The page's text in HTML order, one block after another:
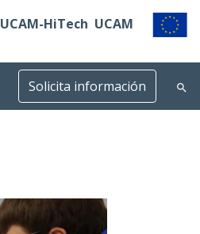
UCAM-HiTech UCAM
Solicita información